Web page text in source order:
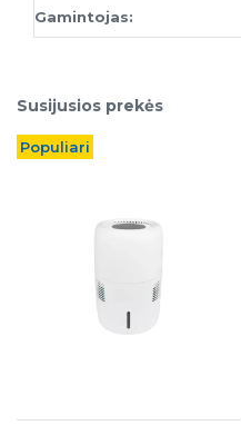
Gamintojas:
Susijusios prekės
Populiari